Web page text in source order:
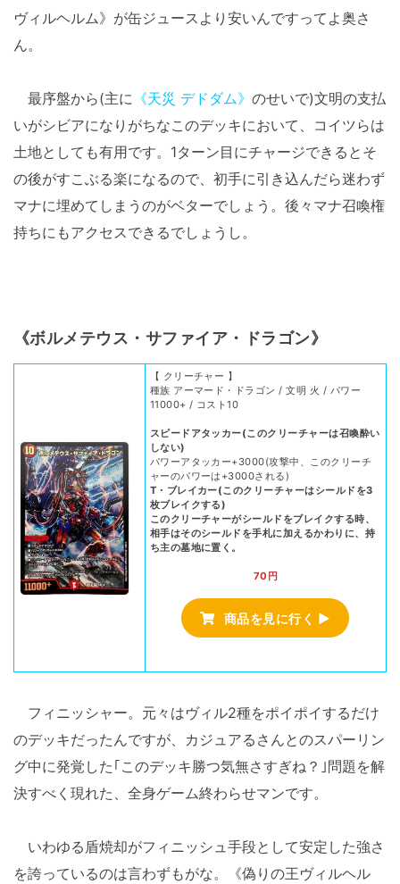
ヴィルヘルム》が缶ジュースより安いんですってよ奥さ
ん。
最序盤から(主に 《天災 デドダム》 のせいで)文明の支払
いがシビアになりがちなこのデッキにおいて、コイツらは
土地としても有用です。1ターン目にチャージできるとそ
の後がすこぶる楽になるので、初手に引き込んだら迷わず
マナに埋めてしまうのがベターでしょう。後々マナ召喚権
持ちにもアクセスできるでしょうし。
《ボルメテウス・サファイア・ドラゴン》
【 クリーチャー 】
種族 アーマード・ドラゴン / 文明 火 / パワー
11000+ / コスト10
スピードアタッカー(このクリーチャーは召喚酔い
しない)
パワーアタッカー+3000(攻撃中、このクリーチ
ャーのパワーは+3000される)
T・ブレイカー(このクリーチャーはシールドを3
枚ブレイクする)
このクリーチャーがシールドをブレイクする時、
相手はそのシールドを手札に加えるかわりに、持
ち主の墓地に置く。
70円
商品を見に行く ▶
フィニッシャー。元々はヴィル2種をポイポイするだけ
のデッキだったんですが、カジュアるさんとのスパーリン
グ中に発覚した｢このデッキ勝つ気無さすぎね？｣問題を解
決すべく現れた、全身ゲーム終わらせマンです。
いわゆる盾焼却がフィニッシュ手段として安定した強さ
を誇っているのは言わずもがな。《偽りの王ヴィルヘル